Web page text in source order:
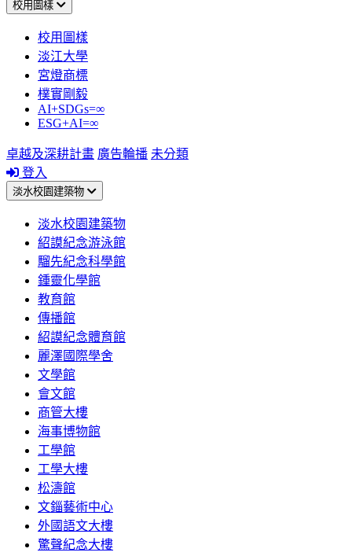
校用圖樣
校用圖樣
淡江大學
宮燈商標
樸實剛毅
AI+SDGs=∞
ESG+AI=∞
卓越及深耕計畫 廣告輪播 未分類
登入
淡水校園建築物
淡水校園建築物
紹謨紀念游泳館
騮先紀念科學館
鍾靈化學館
教育館
傳播館
紹謨紀念體育館
麗澤國際學舍
文學館
會文館
商管大樓
海事博物館
工學館
工學大樓
松濤館
文錙藝術中心
外國語文大樓
驚聲紀念大樓